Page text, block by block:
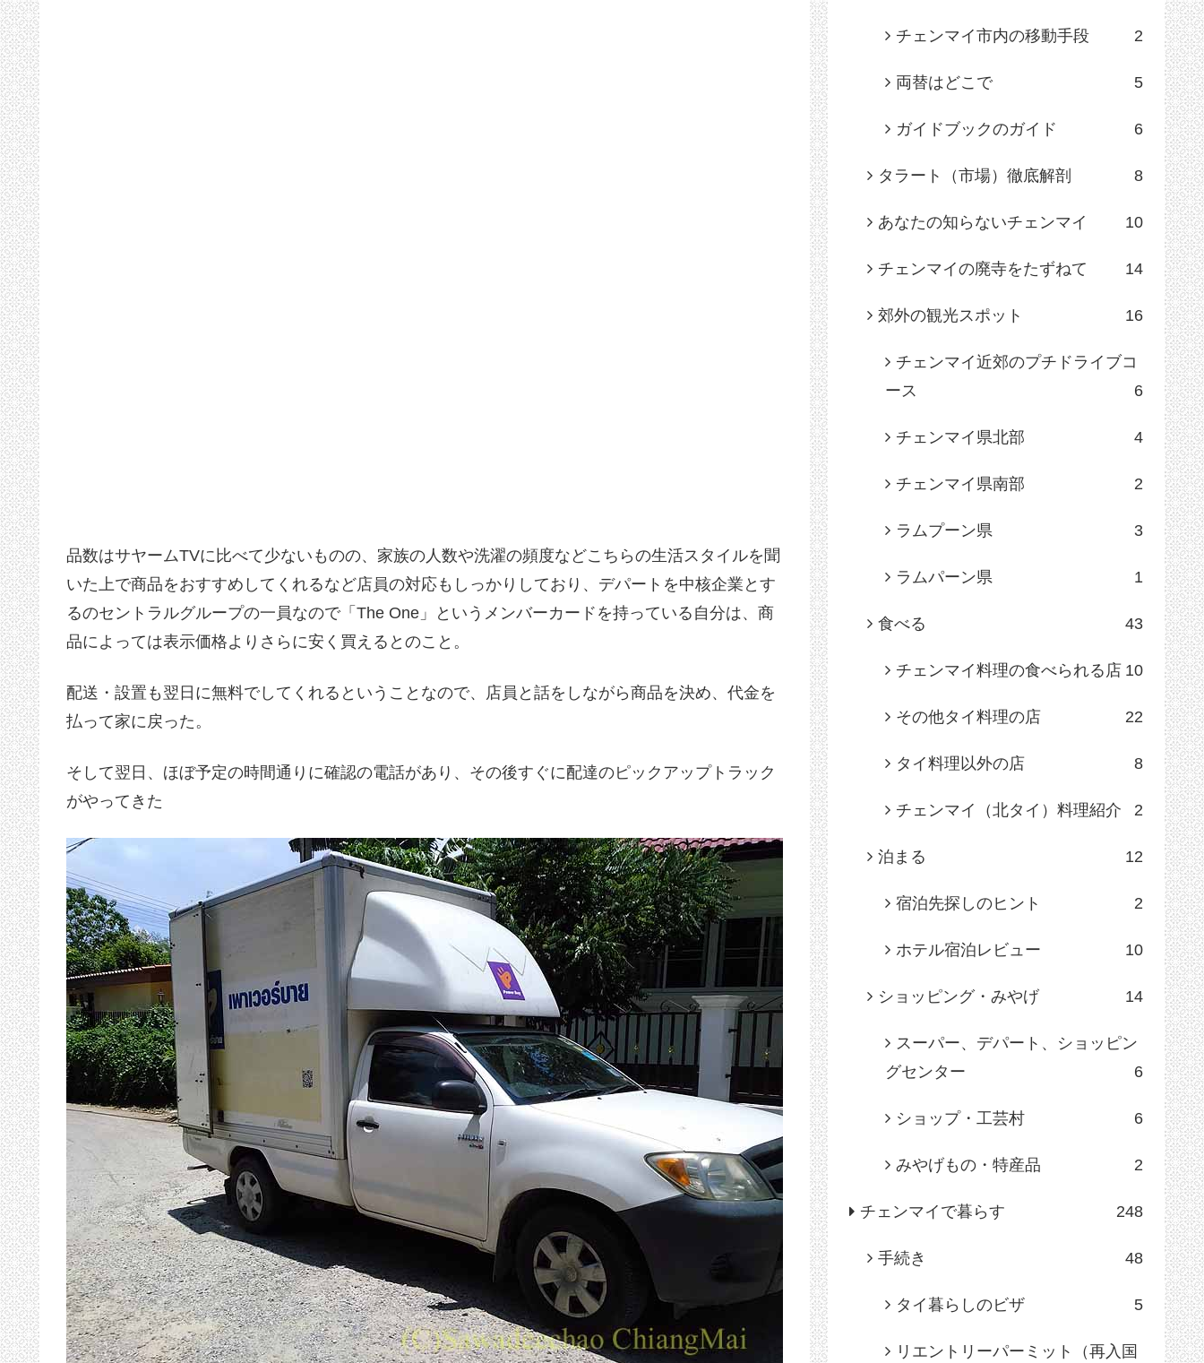
品数はサヤームTVに比べて少ないものの、家族の人数や洗濯の頻度などこちらの生活スタイルを聞
いた上で商品をおすすめしてくれるなど店員の対応もしっかりしており、デパートを中核企業とす
るのセントラルグループの一員なので「The One」というメンバーカードを持っている自分は、商
品によっては表示価格よりさらに安く買えるとのこと。
配送・設置も翌日に無料でしてくれるということなので、店員と話をしながら商品を決め、代金を
払って家に戻った。
そして翌日、ほぼ予定の時間通りに確認の電話があり、その後すぐに配達のピックアップトラック
がやってきた
チェンマイ市内の移動手段 2
両替はどこで 5
ガイドブックのガイド 6
タラート（市場）徹底解剖 8
あなたの知らないチェンマイ 10
チェンマイの廃寺をたずねて 14
郊外の観光スポット 16
チェンマイ近郊のプチドライブコ
ース
6
チェンマイ県北部 4
チェンマイ県南部 2
ラムプーン県 3
ラムパーン県 1
食べる 43
チェンマイ料理の食べられる店 10
その他タイ料理の店 22
タイ料理以外の店 8
チェンマイ（北タイ）料理紹介 2
泊まる 12
宿泊先探しのヒント 2
ホテル宿泊レビュー 10
ショッピング・みやげ 14
スーパー、デパート、ショッピン
グセンター
6
ショップ・工芸村 6
みやげもの・特産品 2
チェンマイで暮らす 248
手続き 48
タイ暮らしのビザ 5
リエントリーパーミット（再入国